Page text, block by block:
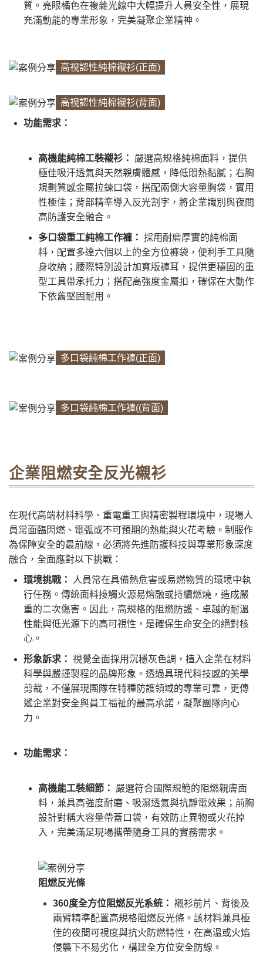
質。亮眼橘色在複雜光線中大幅提升人員安全性，展現
充滿動能的專業形象，完美凝聚企業精神。
高視認性純棉襯衫(正面)
高視認性純棉襯衫(背面)
功能需求：
高機能純棉工裝襯衫：
嚴選高規格純棉面料，提供
極佳吸汗透氣與天然親膚體感，降低悶熱黏膩；右胸
規劃質感金屬拉鍊口袋，搭配兩側大容量胸袋，實用
性極佳；背部精準導入反光割字，將企業識別與夜間
高防護安全融合。
多口袋重工純棉工作褲： 採用耐磨厚實的純棉面
料，配置多達六個以上的全方位褲袋，便利手工具隨
身收納；腰際特別設計加寬版褲耳，提供更穩固的重
型工具帶承托力；搭配高強度金屬扣，確保在大動作
下依舊堅固耐用。
多口袋純棉工作褲(正面)
多口袋純棉工作褲((背面)
企業阻燃安全反光襯衫
在現代高端材料科學、重電重工與精密製程環境中，現場人
員常面臨閃燃、電弧或不可預期的熱能與火花考驗。制服作
為保障安全的最前線，必須將先進防護科技與專業形象深度
融合，全面應對以下挑戰：
環境挑戰：
人員常在具備熱危害或易燃物質的環境中執
行任務。傳統面料接觸火源易熔融或持續燃燒，造成嚴
重的二次傷害。因此，高規格的阻燃防護、卓越的耐溫
性能與低光源下的高可視性，是確保生命安全的絕對核
心。
形象訴求： 視覺全面採用沉穩灰色調，植入企業在材料
科學與嚴謹製程的品牌形象。透過具現代科技感的美學
剪裁，不僅展現團隊在特種防護領域的專業可靠，更傳
遞企業對安全與員工福祉的最高承諾，凝聚團隊向心
力。
功能需求：
高機能工裝細節：
嚴選符合國際規範的阻燃親膚面
料，兼具高強度耐磨、吸濕透氣與抗靜電效果；前胸
設計對稱大容量帶蓋口袋，有效防止異物或火花掉
入，完美滿足現場攜帶隨身工具的實務需求。
阻燃反光條
360度全方位阻燃反光系統： 襯衫前片、背後及
兩臂精準配置高規格阻燃反光條。該材料兼具極
佳的夜間可視度與抗火防燃特性，在高溫或火焰
侵襲下不易劣化，構建全方位安全防線。